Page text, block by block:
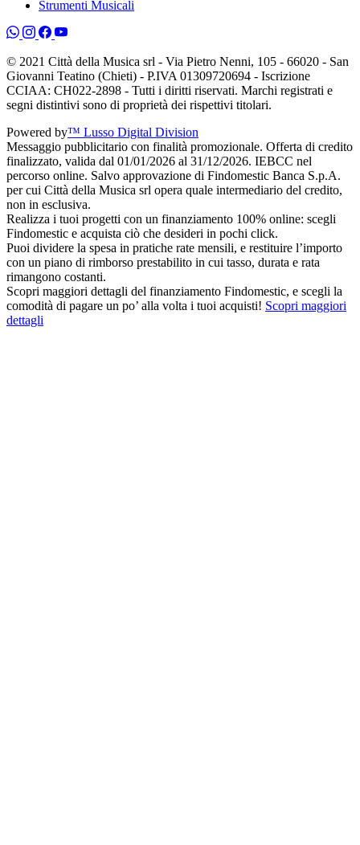
Strumenti Musicali
© 2021 Città della Musica srl - Via Pietro Nenni, 105 - 66020 - San
Giovanni Teatino (Chieti) - P.IVA 01309720694 - Iscrizione
CCIAA: CH022-2898 - Tutti i diritti riservati. Marchi registrati e
segni distintivi sono di proprietà dei rispettivi titolari.
Powered by™ Lusso Digital Division
Messaggio pubblicitario con finalità promozionale. Offerta di credito
finalizzato, valida dal 01/01/2026 al 31/12/2026. IEBCC nel
percorso online. Salvo approvazione di Findomestic Banca S.p.A.
per cui Città della Musica srl opera quale intermediario del credito,
non in esclusiva.
Realizza i tuoi progetti con un finanziamento 100% online: scegli
Findomestic e acquista ciò che desideri in pochi click.
Puoi dividere la spesa in pratiche rate mensili, e restituire l’importo
con un piano di rimborso prestabilito in cui tasso, durata e rata
rimangono costanti.
Scopri maggiori dettagli del finanziamento Findomestic, e scegli la
comodità di pagare un po’ alla volta i tuoi acquisti! Scopri maggiori
dettagli